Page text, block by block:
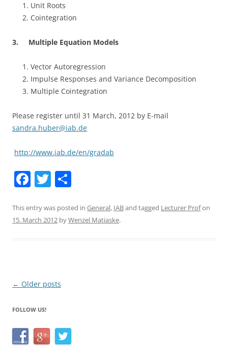
Unit Roots
Cointegration
3. Multiple Equation Models
Vector Autoregression
Impulse Responses and Variance Decomposition
Multiple Cointegration
Please register until 31 March, 2012 by E-mail
sandra.huber@iab.de
http://www.iab.de/en/gradab
F
c
e
o
k
T
itt
er
ar
e
This entry was posted in General, IABand tagged Lecturer Profon
15. March 2012 byWenzel Matiaske.
Post
← Older posts
FOLLOW US!